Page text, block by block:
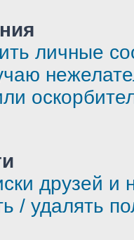
личные
друзей и
/ удалять